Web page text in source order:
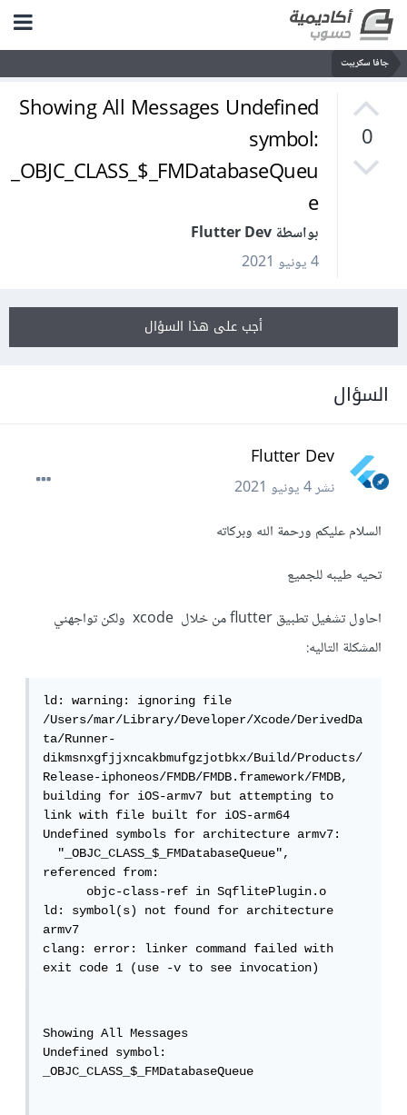
جافا سكريبت
0
Showing All Messages Undefined
symbol:
_OBJC_CLASS_$_FMDatabaseQueu
e
بواسطة Flutter Dev
4 يونيو 2021
أجب على هذا السؤال
السؤال
Flutter Dev
نشر4 يونيو 2021
السلام عليكم ورحمة الله وبركاته
تحيه طيبه للجميع
احاول تشغيل تطبيق flutter من خلال xcode ولكن تواجهني
المشكلة التاليه:
ld: warning: ignoring file
/Users/mar/Library/Developer/Xcode/DerivedDa
ta/Runner-
dikmsnxgfjjxncakbmufgzjotbkx/Build/Products/
Release-iphoneos/FMDB/FMDB.framework/FMDB,
building for iOS-armv7 but attempting to
link with file built for iOS-arm64
Undefined symbols for architecture armv7:
  "_OBJC_CLASS_$_FMDatabaseQueue",
referenced from:
      objc-class-ref in SqflitePlugin.o
ld: symbol(s) not found for architecture
armv7
clang: error: linker command failed with
exit code 1 (use -v to see invocation)
Showing All Messages
Undefined symbol: